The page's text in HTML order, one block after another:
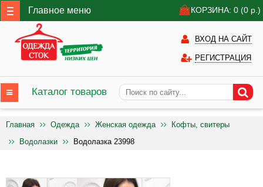
Главное меню КОРЗИНА: 0 (0 р.)
ВХОД НА САЙТ
РЕГИСТРАЦИЯ
Каталог товаров
Главная Одежда Женская одежда
Кофты, свитеры
Водолазки
Водолазка 23998